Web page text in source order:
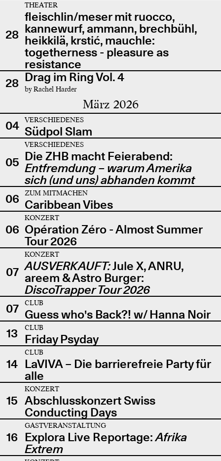
28
THEATER
fleischlin/meser mit ruocco,
kannewurf, ammann, brechbühl,
heikkilä, krstić, mauchle:
togetherness - pleasure as
resistance
28 Drag im Ring Vol. 4
by Rachel Harder
März 2026
04 VERSCHIEDENES
Südpol Slam
05
VERSCHIEDENES
Die ZHB macht Feierabend:
Entfremdung – warum Amerika
sich (und uns) abhanden kommt
06
ZUM MITMACHEN
Caribbean Vibes
06
KONZERT
Opération Zéro - Almost Summer
Tour 2026
07
KONZERT
AUSVERKAUFT:Jule X, ANRU,
areem & Astro Burger:
DiscoTrapper Tour 2026
07
CLUB
Guess who's Back?! w/ Hanna Noir
13
CLUB
Friday Psyday
14
CLUB
LaVIVA – Die barrierefreie Party für
alle
15
KONZERT
Abschlusskonzert Swiss
Conducting Days
16
GASTVERANSTALTUNG
Explora Live Reportage:Afrika
Extrem